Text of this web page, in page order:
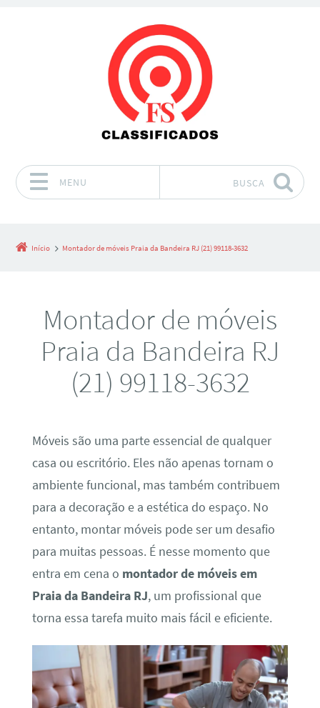
MENU BUSCA
Início Montador de móveis Praia da Bandeira RJ (21) 99118-3632
Montador de móveis
Praia da Bandeira RJ
(21) 99118-3632
Móveis são uma parte essencial de qualquer
casa ou escritório. Eles não apenas tornam o
ambiente funcional, mas também contribuem
para a decoração e a estética do espaço. No
entanto, montar móveis pode ser um desafio
para muitas pessoas. É nesse momento que
entra em cena o montador de móveis em
Praia da Bandeira RJ, um profissional que
torna essa tarefa muito mais fácil e eficiente.